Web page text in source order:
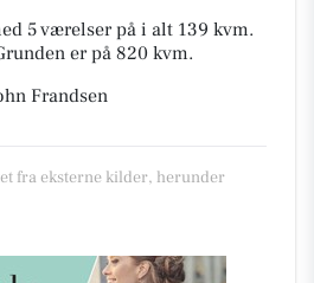
5 værelser på i alt 139 kvm.
er på 820 kvm.
Frandsen
fra eksterne kilder, herunder